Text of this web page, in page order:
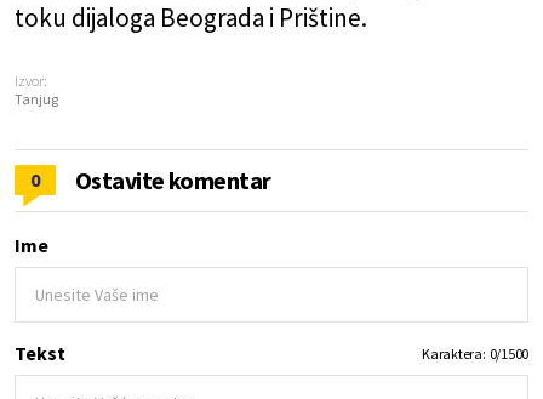
toku dijaloga Beograda i Prištine.
Izvor:
Tanjug
0 Ostavite komentar
Ime
Tekst Karaktera: 0/1500